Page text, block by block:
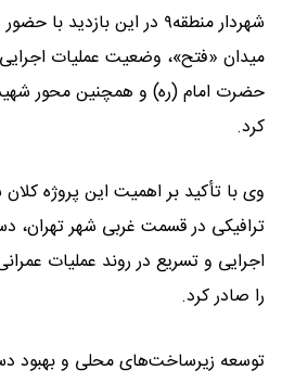
شهردار منطقه۹ در این
میدان «فتح»، وضعیت عملیات اجرایی
حضرت امام (ره) و همچنین محور شهید
کرد.
وی با تأکید بر اهمیت این پروژه
ترافیکی در قسمت غربی شهر تهران،
اجرایی و تسریع در روند عملیات
را صادر کرد.
توسعه زیرساخت‌های محلی و بهبود